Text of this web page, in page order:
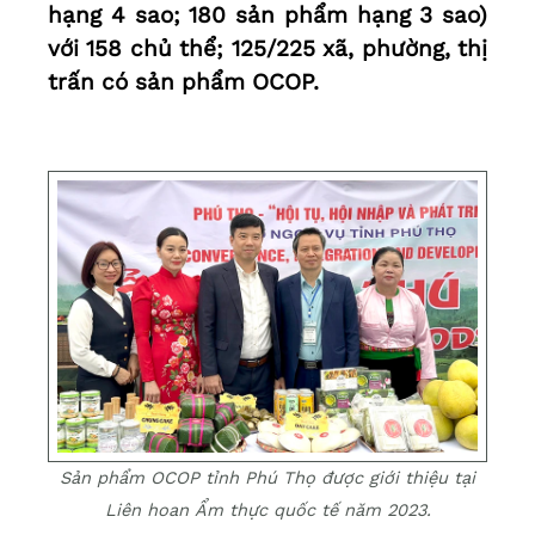
hạng 4 sao; 180 sản phẩm hạng 3 sao)
với 158 chủ thể; 125/225 xã, phường, thị
trấn có sản phẩm OCOP.
Sản phẩm OCOP tỉnh Phú Thọ được giới thiệu tại
Liên hoan Ẩm thực quốc tế năm 2023.